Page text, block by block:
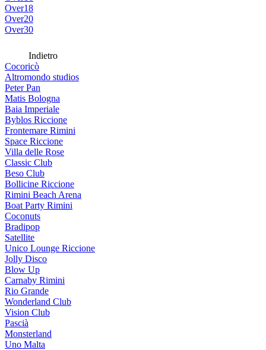
Over18
Over20
Over30
Indietro
Cocoricò
Altromondo studios
Peter Pan
Matis Bologna
Baia Imperiale
Byblos Riccione
Frontemare Rimini
Space Riccione
Villa delle Rose
Classic Club
Beso Club
Bollicine Riccione
Rimini Beach Arena
Boat Party Rimini
Coconuts
Bradipop
Satellite
Unico Lounge Riccione
Jolly Disco
Blow Up
Carnaby Rimini
Rio Grande
Wonderland Club
Vision Club
Pascià
Monsterland
Uno Malta